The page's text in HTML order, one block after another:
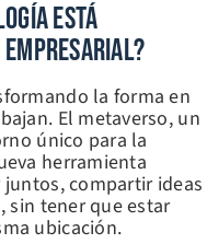
Está
Empresarial?
la forma en
El metaverso, un
único para la
herramienta
compartir ideas
sin tener que estar
ubicación.